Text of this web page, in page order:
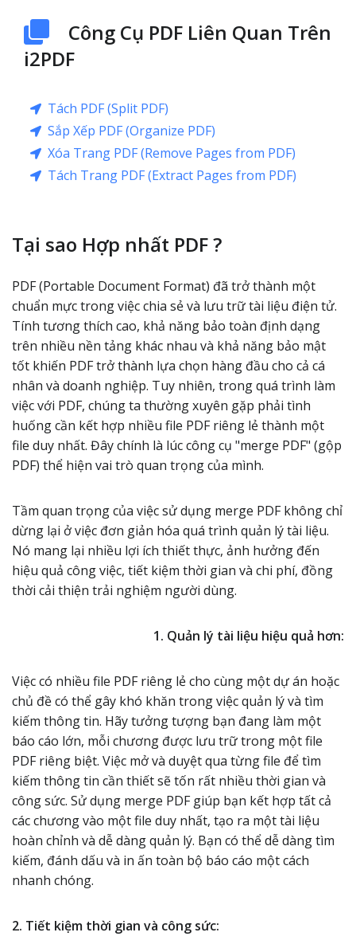
Công Cụ PDF Liên Quan Trên
i2PDF
Tách PDF (Split PDF)
Sắp Xếp PDF (Organize PDF)
Xóa Trang PDF (Remove Pages from PDF)
Tách Trang PDF (Extract Pages from PDF)
Tại sao Hợp nhất PDF ?
PDF (Portable Document Format) đã trở thành một
chuẩn mực trong việc chia sẻ và lưu trữ tài liệu điện tử.
Tính tương thích cao, khả năng bảo toàn định dạng
trên nhiều nền tảng khác nhau và khả năng bảo mật
tốt khiến PDF trở thành lựa chọn hàng đầu cho cả cá
nhân và doanh nghiệp. Tuy nhiên, trong quá trình làm
việc với PDF, chúng ta thường xuyên gặp phải tình
huống cần kết hợp nhiều file PDF riêng lẻ thành một
file duy nhất. Đây chính là lúc công cụ "merge PDF" (gộp
PDF) thể hiện vai trò quan trọng của mình.
Tầm quan trọng của việc sử dụng merge PDF không chỉ
dừng lại ở việc đơn giản hóa quá trình quản lý tài liệu.
Nó mang lại nhiều lợi ích thiết thực, ảnh hưởng đến
hiệu quả công việc, tiết kiệm thời gian và chi phí, đồng
thời cải thiện trải nghiệm người dùng.
1. Quản lý tài liệu hiệu quả hơn:
Việc có nhiều file PDF riêng lẻ cho cùng một dự án hoặc
chủ đề có thể gây khó khăn trong việc quản lý và tìm
kiếm thông tin. Hãy tưởng tượng bạn đang làm một
báo cáo lớn, mỗi chương được lưu trữ trong một file
PDF riêng biệt. Việc mở và duyệt qua từng file để tìm
kiếm thông tin cần thiết sẽ tốn rất nhiều thời gian và
công sức. Sử dụng merge PDF giúp bạn kết hợp tất cả
các chương vào một file duy nhất, tạo ra một tài liệu
hoàn chỉnh và dễ dàng quản lý. Bạn có thể dễ dàng tìm
kiếm, đánh dấu và in ấn toàn bộ báo cáo một cách
nhanh chóng.
2. Tiết kiệm thời gian và công sức: